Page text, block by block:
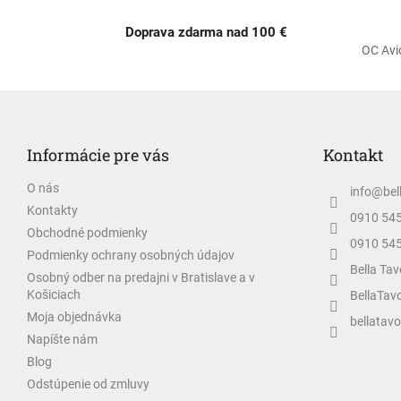
Doprava zdarma nad 100 €
OC
Informácie pre vás
O nás
Kontakty
Obchodné podmienky
Podmienky ochrany osobných údajov
Osobný odber na predajni v Bratislave a v
Košiciach
Moja objednávka
Napíšte nám
Blog
Odstúpenie od zmluvy
Kontakt
info@
0910
0910
Bella